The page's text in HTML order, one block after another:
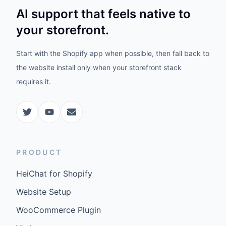
AI support that feels native to
your storefront.
Start with the Shopify app when possible, then fall back to
the website install only when your storefront stack
requires it.
PRODUCT
HeiChat for Shopify
Website Setup
WooCommerce Plugin